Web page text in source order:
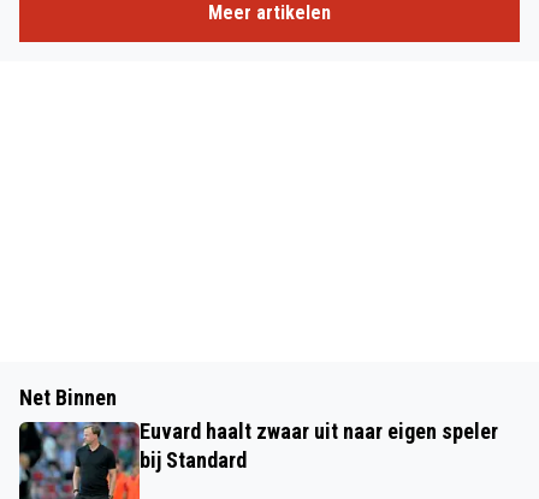
Meer artikelen
Net Binnen
Euvard haalt zwaar uit naar eigen speler
bij Standard